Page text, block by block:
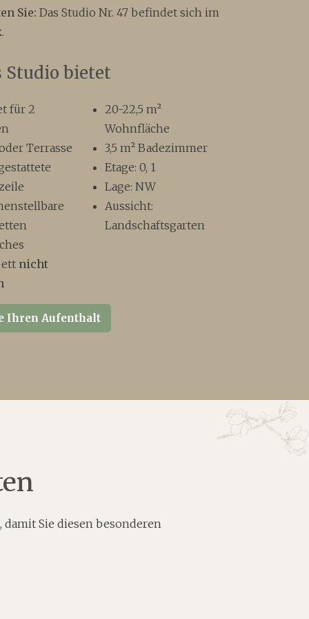
Sie: Das Studio Nr. 47 befindet sich im
Studio bietet
für 2
Terrasse
nicht
20-22,5 m²
Wohnfläche
3,5 m² Badezimmer
Etage: 0, 1
Lage: NW
Aussicht:
Landschaftsgarten
Ihren Aufenthalt
Sie diesen besonderen